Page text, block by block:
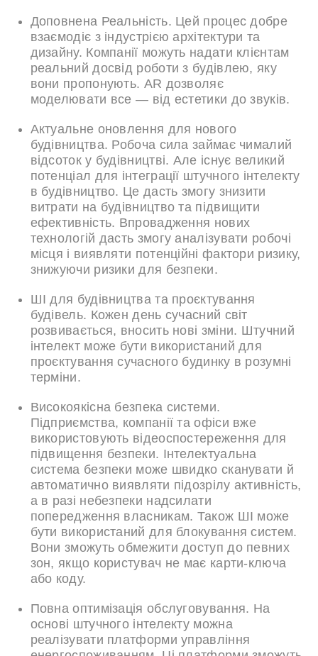
Доповнена Реальність. Цей процес добре
взаємодіє з індустрією архітектури та
дизайну. Компанії можуть надати клієнтам
реальний досвід роботи з будівлею, яку
вони пропонують. AR дозволяє
моделювати все — від естетики до звуків.
Актуальне оновлення для нового
будівництва. Робоча сила займає чималий
відсоток у будівництві. Але існує великий
потенціал для інтеграції штучного інтелекту
в будівництво. Це дасть змогу знизити
витрати на будівництво та підвищити
ефективність. Впровадження нових
технологій дасть змогу аналізувати робочі
місця і виявляти потенційні фактори ризику,
знижуючи ризики для безпеки.
ШІ для будівництва та проєктування
будівель. Кожен день сучасний світ
розвивається, вносить нові зміни. Штучний
інтелект може бути використаний для
проєктування сучасного будинку в розумні
терміни.
Високоякісна безпека системи.
Підприємства, компанії та офіси вже
використовують відеоспостереження для
підвищення безпеки. Інтелектуальна
система безпеки може швидко сканувати й
автоматично виявляти підозрілу активність,
а в разі небезпеки надсилати
попередження власникам. Також ШІ може
бути використаний для блокування систем.
Вони зможуть обмежити доступ до певних
зон, якщо користувач не має карти-ключа
або коду.
Повна оптимізація обслуговування. На
основі штучного інтелекту можна
реалізувати платформи управління